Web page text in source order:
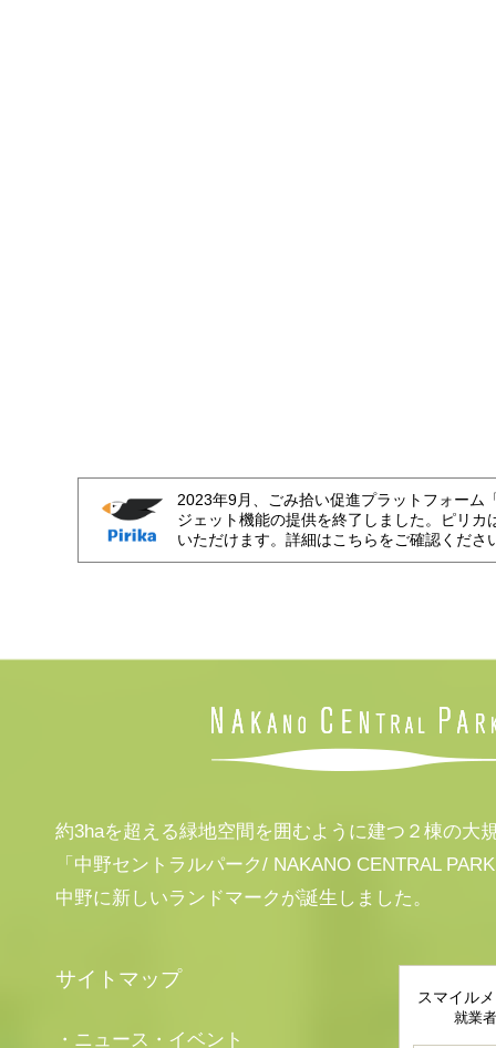
2023年9月、ごみ拾い促進プラットフォーム
ジェット機能の提供を終了しました。ピリカ
いただけます。詳細はこちらをご確認くださ
約3haを超える緑地空間を囲むように建つ２棟の大
「中野セントラルパーク/ NAKANO CENTRAL
中野に新しいランドマークが誕生しました。
サイトマップ
・ニュース・イベント
スマイル
就業